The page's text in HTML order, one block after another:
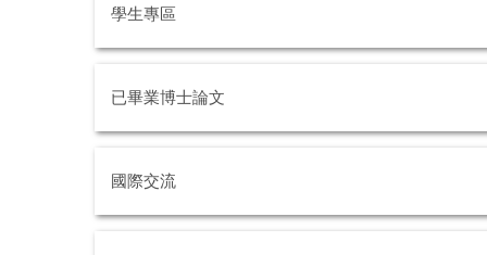
學生專區
已畢業博士論文
國際交流